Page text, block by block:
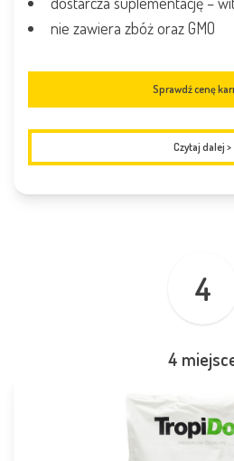
nie zawiera zbóż oraz GMO
Sprawdź cenę
Czytaj dalej >
4
4